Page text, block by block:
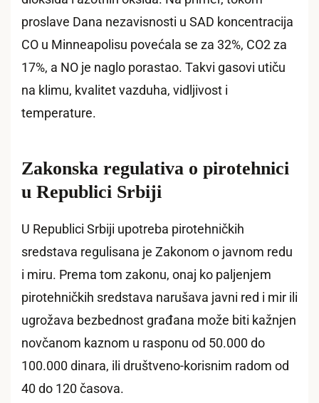
proslave Dana nezavisnosti u SAD koncentracija
CO u Minneapolisu povećala se za 32%, CO2 za
17%, a NO je naglo porastao. Takvi gasovi utiču
na klimu, kvalitet vazduha, vidljivost i
temperature.
Zakonska regulativa o pirotehnici
u Republici Srbiji
U Republici Srbiji upotreba pirotehničkih
sredstava regulisana je Zakonom o javnom redu
i miru. Prema tom zakonu, onaj ko paljenjem
pirotehničkih sredstava narušava javni red i mir ili
ugrožava bezbednost građana može biti kažnjen
novčanom kaznom u rasponu od 50.000 do
100.000 dinara, ili društveno-korisnim radom od
40 do 120 časova.